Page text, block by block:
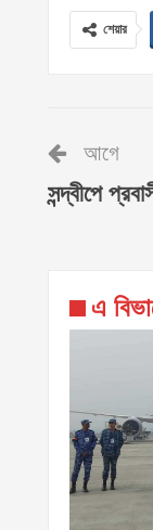
শেয়ার
আগে
সন্দ্বীপে
এ